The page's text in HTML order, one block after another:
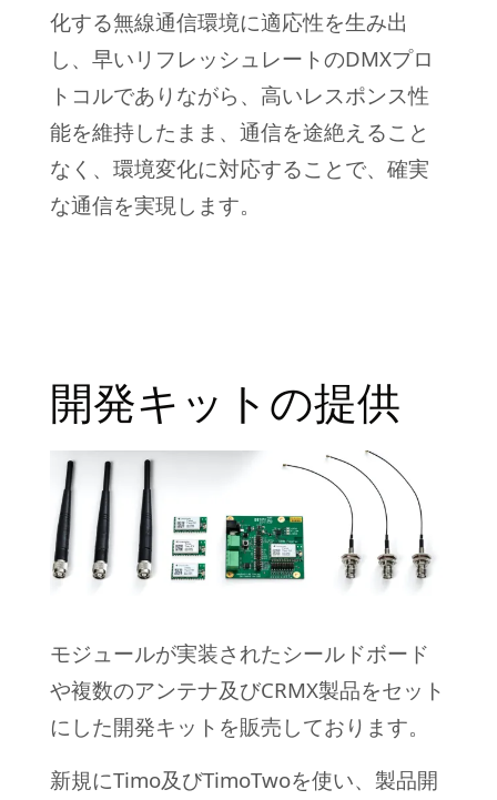
化する無線通信環境に適応性を生み出
し、早いリフレッシュレートのDMXプロ
トコルでありながら、高いレスポンス性
能を維持したまま、通信を途絶えること
なく、環境変化に対応することで、確実
な通信を実現します。
開発キットの提供
モジュールが実装されたシールドボード
や複数のアンテナ及びCRMX製品をセット
にした開発キットを販売しております。
新規にTimo及びTimoTwoを使い、製品開